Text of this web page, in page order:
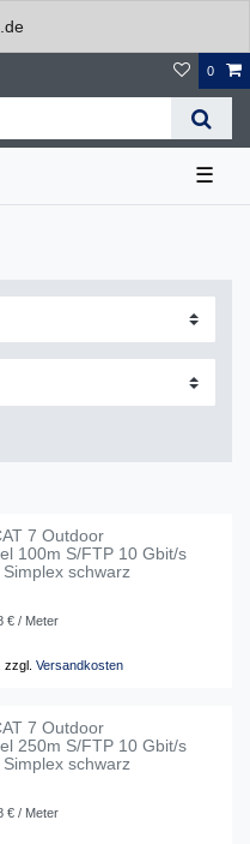
0
☰
7 Outdoor
100m S/FTP 10 Gbit/s
Simplex schwarz
€ / Meter
zzgl.Versandkosten
7 Outdoor
250m S/FTP 10 Gbit/s
Simplex schwarz
€ / Meter